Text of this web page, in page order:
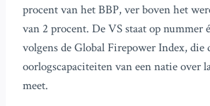
procent van het BBP, ver boven het
van 2 procent. De VS staat op nummer
volgens de Global Firepower Index, die
oorlogscapaciteiten van een natie over
meet.